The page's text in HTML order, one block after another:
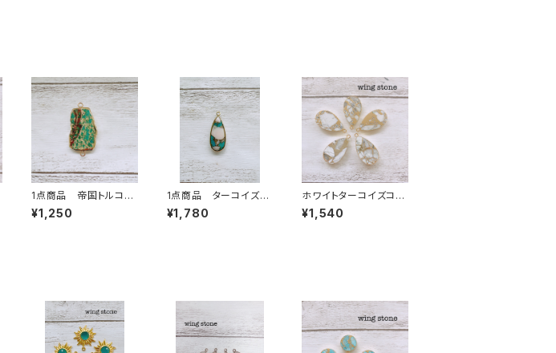
1点商品 帝国トルコ
石 2カン②
¥1,250
1点商品 ターコイズコ
ッパー 1カン
¥1,780
ホワイトターコイズコッ
パー 雫型 1カン
¥1,540